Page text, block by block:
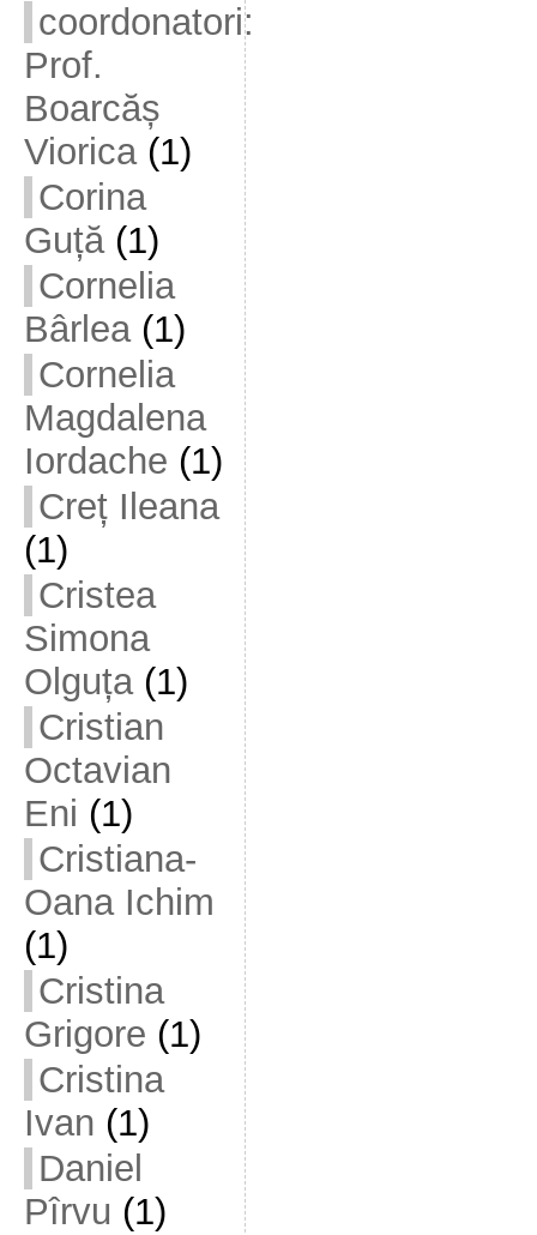
coordonatori:
Prof.
Boarcăș
Viorica(1)
Corina
Guță(1)
Cornelia
Bârlea(1)
Cornelia
Magdalena
Iordache (1)
Creț Ileana
(1)
Cristea
Simona
Olguța(1)
Cristian
Octavian
Eni (1)
Cristiana-
Oana Ichim
(1)
Cristina
Grigore (1)
Cristina
Ivan (1)
Daniel
Pîrvu (1)